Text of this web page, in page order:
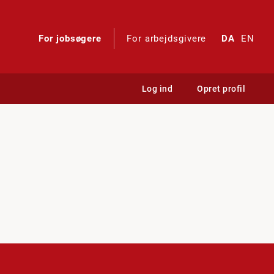
For jobsøgere For arbejdsgivere DA EN
Log ind Opret profil